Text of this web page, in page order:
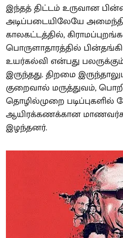
இந்தத் திட்டம் உருவான
அடிப்படையிலேயே
காலகட்டத்தில்,
பொருளாதாரத்தில்
உயர்கல்வி என்பது
இருந்தது. திறமை
குறைவால் மருத்துவம்,
தொழில்முறை படிப்புகளில்
ஆயிரக்கணக்கான
இழந்தனர்.